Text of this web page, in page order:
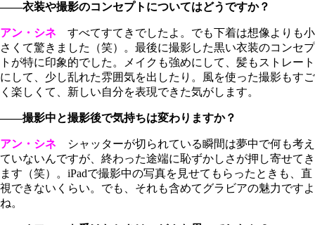
――衣装や撮影のコンセプトについてはどうですか？
アン・シネ すべてすてきでしたよ。でも下着は想像よりも小
さくて驚きました（笑）。最後に撮影した黒い衣装のコンセプ
トが特に印象的でした。メイクも強めにして、髪もストレート
にして、少し乱れた雰囲気を出したり。風を使った撮影もすご
く楽しくて、新しい自分を表現できた気がします。
――撮影中と撮影後で気持ちは変わりますか？
アン・シネ シャッターが切られている瞬間は夢中で何も考え
ていないんですが、終わった途端に恥ずかしさが押し寄せてき
ます（笑）。iPadで撮影中の写真を見せてもらったときも、直
視できないくらい。でも、それも含めてグラビアの魅力ですよ
ね。